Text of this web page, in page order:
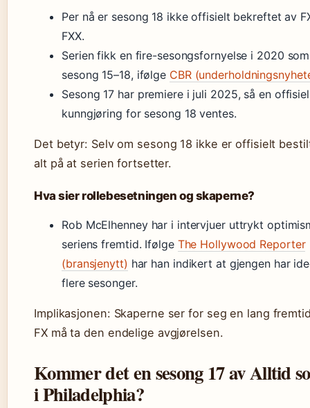
Per nå er sesong 18 ikke offisielt bekreftet av
FXX.
Serien fikk en fire-sesongsfornyelse i 2020
sesong 15–18, ifølge CBR
Sesong 17 har premiere i juli 2025, så en
kunngjøring for sesong 18 ventes.
Det betyr: Selv om sesong 18 ikke er offisielt
alt på at serien fortsetter.
Hva sier rollebesetningen og skaperne?
Rob McElhenney har i intervjuer uttrykt
seriens fremtid. Ifølge The Hollywood Reporter
(bransjenytt) har han indikert at gjengen har
flere sesonger.
Implikasjonen: Skaperne ser for seg en lang
FX må ta den endelige avgjørelsen.
Kommer det en sesong 17 av Alltid
i Philadelphia?